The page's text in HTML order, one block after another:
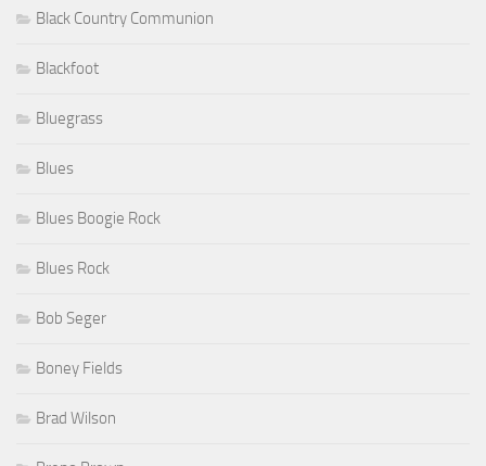
Black Country Communion
Blackfoot
Bluegrass
Blues
Blues Boogie Rock
Blues Rock
Bob Seger
Boney Fields
Brad Wilson